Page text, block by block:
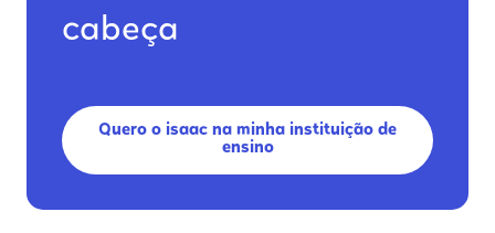
cabeça
Quero o isaac na minha instituição de
ensino